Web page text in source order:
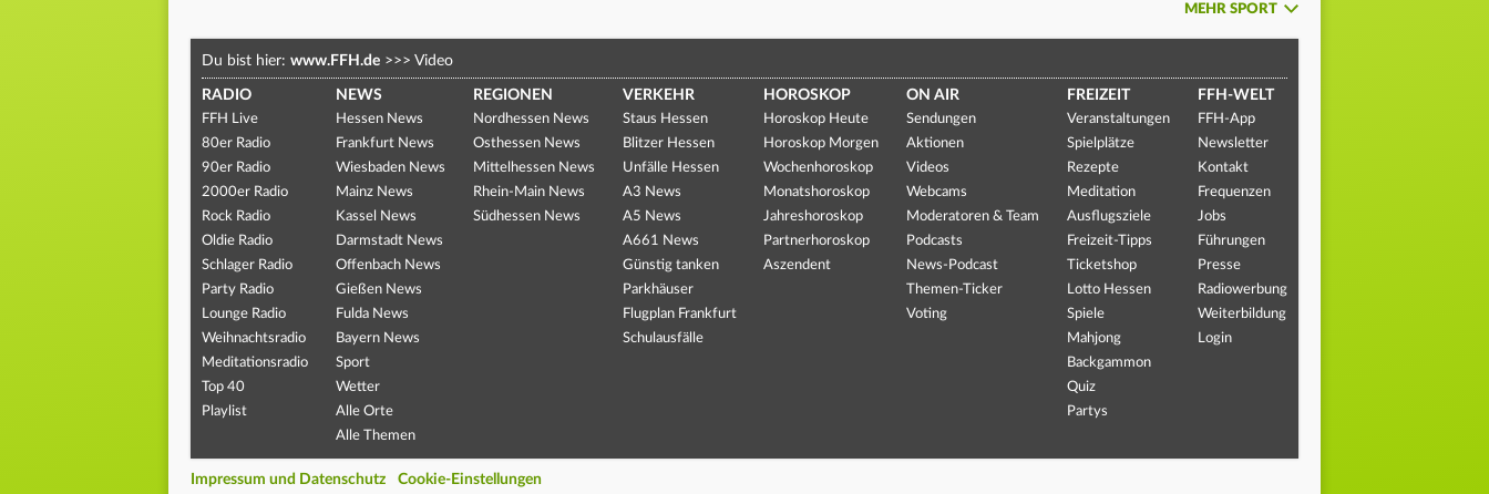
MEHR SPORT
Du bist hier: www.FFH.de >>> Video
RADIO
FFH Live
80er Radio
90er Radio
2000er Radio
Rock Radio
Oldie Radio
Schlager Radio
Party Radio
Lounge Radio
Weihnachtsradio
Meditationsradio
Top 40
Playlist
NEWS
Hessen News
Frankfurt News
Wiesbaden News
Mainz News
Kassel News
Darmstadt News
Offenbach News
Gießen News
Fulda News
Bayern News
Sport
Wetter
Alle Orte
Alle Themen
REGIONEN
Nordhessen News
Osthessen News
Mittelhessen News
Rhein-Main News
Südhessen News
VERKEHR
Staus Hessen
Blitzer Hessen
Unfälle Hessen
A3 News
A5 News
A661 News
Günstig tanken
Parkhäuser
Flugplan Frankfurt
Schulausfälle
HOROSKOP
Horoskop Heute
Horoskop Morgen
Wochenhoroskop
Monatshoroskop
Jahreshoroskop
Partnerhoroskop
Aszendent
ON AIR
Sendungen
Aktionen
Videos
Webcams
Moderatoren & Team
Podcasts
News-Podcast
Themen-Ticker
Voting
FREIZEIT
Veranstaltungen
Spielplätze
Rezepte
Meditation
Ausflugsziele
Freizeit-Tipps
Ticketshop
Lotto Hessen
Spiele
Mahjong
Backgammon
Quiz
Partys
FFH-WELT
FFH-App
Newsletter
Kontakt
Frequenzen
Jobs
Führungen
Presse
Radiowerbung
Weiterbildung
Login
Impressum und Datenschutz Cookie-Einstellungen